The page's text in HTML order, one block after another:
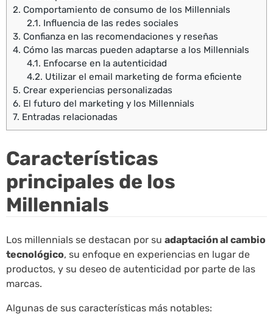
2. Comportamiento de consumo de los Millennials
2.1. Influencia de las redes sociales
3. Confianza en las recomendaciones y reseñas
4. Cómo las marcas pueden adaptarse a los Millennials
4.1. Enfocarse en la autenticidad
4.2. Utilizar el email marketing de forma eficiente
5. Crear experiencias personalizadas
6. El futuro del marketing y los Millennials
7. Entradas relacionadas
Características
principales de los
Millennials
Los millennials se destacan por su adaptación al cambio
tecnológico, su enfoque en experiencias en lugar de
productos, y su deseo de autenticidad por parte de las
marcas.
Algunas de sus características más notables: